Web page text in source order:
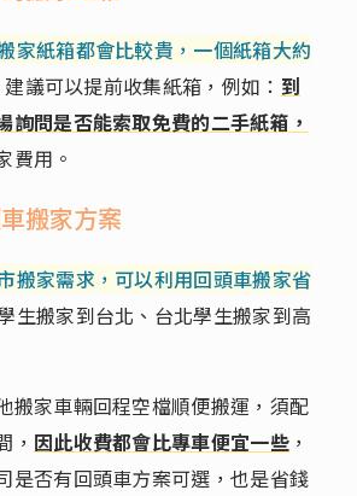
家紙箱都會比較貴，一個紙箱大約
建議可以提前收集紙箱，例如： 到
詢問是否能索取免費的二手紙箱，
費用。
搬家方案
搬家需求，可以利用回頭車搬家省
生搬家到台北、台北學生搬家到高
搬家車輛回程空檔順便搬運，須配
， 因此收費都會比專車便宜一些 ，
是否有回頭車方案可選，也是省錢